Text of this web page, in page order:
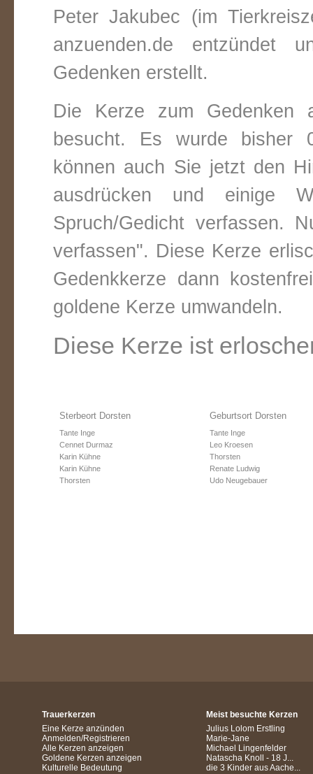
Peter Jakubec (im
anzuenden.de entzündet
Gedenken erstellt.
Die Kerze zum Gedenken
besucht. Es wurde bisher
können auch Sie jetzt den
ausdrücken und einige
Spruch/Gedicht verfassen.
verfassen". Diese Kerze
Gedenkkerze dann
goldene Kerze umwandeln.
Diese Kerze ist
Sterbeort Dorsten
Tante Inge
Cennet Durmaz
Karin Kühne
Karin Kühne
Thorsten
Geburtsort Dorsten
Tante Inge
Leo Kroesen
Thorsten
Renate Ludwig
Udo Neugebauer
Trauerkerzen
Eine Kerze anzünden
Anmelden/Registrieren
Alle Kerzen anzeigen
Goldene Kerzen anzeigen
Kulturelle Bedeutung
Meist besuchte Kerzen
Julius Lolom Erstling
Marie-Jane
Michael Lingenfelder
Natascha Knoll - 18 J...
die 3 Kinder aus Aache...